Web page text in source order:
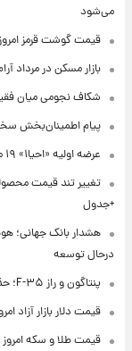
می‌شود
قیمت گوشت قرمز امروز پنجشنبه ۱۵
بازار مسکن در مرداد
شکاف نجومی میان
پیام اطمینان‌بخش
عرضه اولیه «احیا۱» ۱۹ مرداد در فرابورس
+جدول
هشدار بانک جهانی؛
درحال توسعه
پنتاگون و راز F-۳۵؛ حذف بی‌سابقه گزارش‌های عملکرد جنگنده‌های نسل پنجم
قیمت دلار بازار آزاد امروز پنجشنبه
قیمت طلا و سکه امروز پنجشنبه